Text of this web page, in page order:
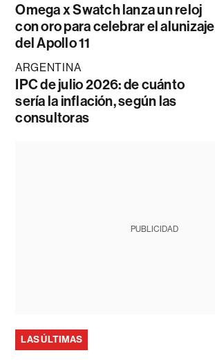
Omega x Swatch lanza un reloj
con oro para celebrar el alunizaje
del Apollo 11
ARGENTINA
IPC de julio 2026: de cuánto
sería la inflación, según las
consultoras
PUBLICIDAD
LAS ÚLTIMAS